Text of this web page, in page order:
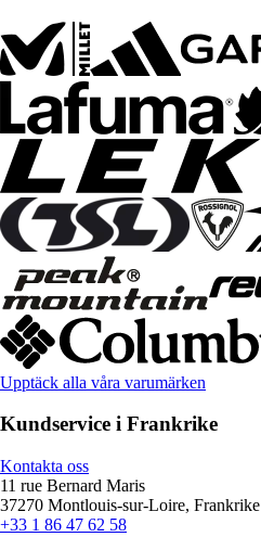
Upptäck alla våra varumärken
Kundservice i Frankrike
Kontakta oss
11 rue Bernard Maris
37270 Montlouis-sur-Loire, Frankrike
+33 1 86 47 62 58